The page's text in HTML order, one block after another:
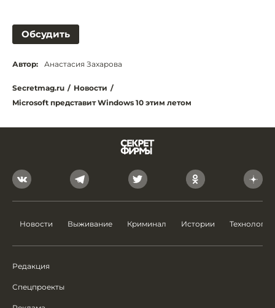
Обсудить
Автор: Анастасия Захарова
Secretmag.ru / Новости /
Microsoft представит Windows 10 этим летом
Новости Выживание Криминал Истории Технологии
Редакция
Спецпроекты